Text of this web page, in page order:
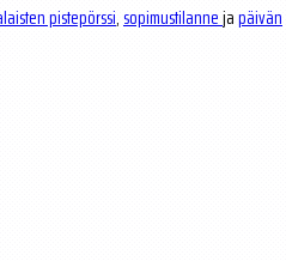
pistepörssi,sopimustilannejapäivän